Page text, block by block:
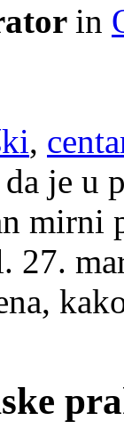
in
,
da je
mirni
27.